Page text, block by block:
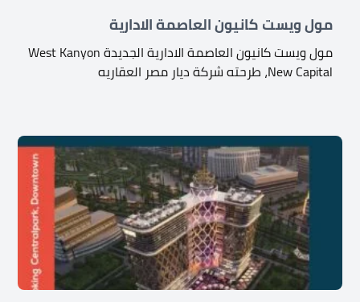
مول ويست كانيون العاصمة الادارية
مول ويست كانيون العاصمة الادارية الجديدة West Kanyon
New Capital، طرحته شركة ديار مصر العقاريه